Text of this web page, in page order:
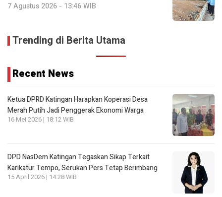
7 Agustus 2026 - 13:46 WIB
Trending di Berita Utama
Recent News
Ketua DPRD Katingan Harapkan Koperasi Desa
Merah Putih Jadi Penggerak Ekonomi Warga
16 Mei 2026 | 18:12 WIB
DPD NasDem Katingan Tegaskan Sikap Terkait
Karikatur Tempo, Serukan Pers Tetap Berimbang
15 April 2026 | 14:28 WIB